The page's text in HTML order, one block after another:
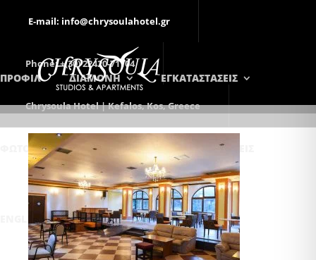
E-mail: info@chrysoulahotel.gr
Phone: +(30) 22420-71104
Chrysoula Hotel | Kefalos, Kos, Greece
ΠΡΟΦΙΛ ΔΙΑΜΟΝΗ ΕΓΚΑΤΑΣΤΑΣΕΙΣ
ΦΩΤΟΓΡΑΦΊΕΣ ΕΠΙΚΟΙΝΩΝΊΑ ΚΡΑΤΉΣΕΙΣ
ENGLISH